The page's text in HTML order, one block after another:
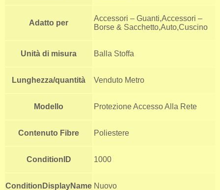
Adatto per
Accessori – Guanti,Accessori –
Borse & Sacchetto,Auto,Cuscino
Unità di misura Balla Stoffa
Lunghezza/quantità Venduto Metro
Modello Protezione Accesso Alla Rete
Contenuto Fibre Poliestere
ConditionID 1000
ConditionDisplayName Nuovo